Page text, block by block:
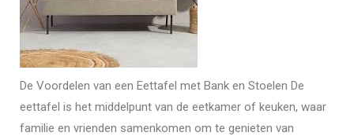
De Voordelen van een Eettafel met Bank en Stoelen De
eettafel is het middelpunt van de eetkamer of keuken, waar
familie en vrienden samenkomen om te genieten van